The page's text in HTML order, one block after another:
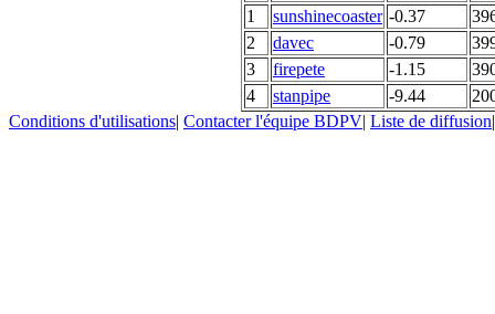
1
sunshinecoaster -0.37
2
davec -0.79
3
firepete -1.15
4
stanpipe -9.44
Conditions d'utilisations| Contacter l'équipe BDPV| Liste de diffusion